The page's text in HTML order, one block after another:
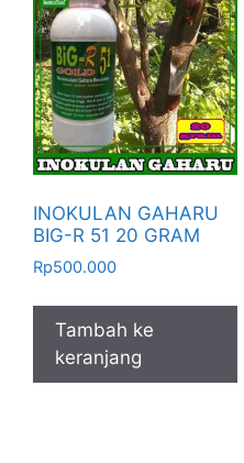
INOKULAN GAHARU
BIG-R 51 20 GRAM
Rp500.000
Tambah ke
keranjang